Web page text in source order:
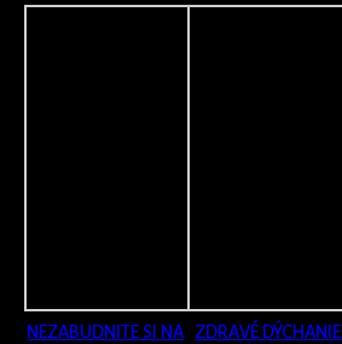
NEZABUDNITE SI NA
ZDRAVÉ DÝCHANIE